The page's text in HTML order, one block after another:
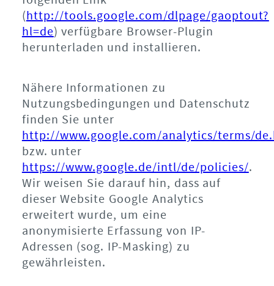
(http://tools.google.com/dlpage/gaoptout?
hl=de) verfügbare Browser-Plugin
herunterladen und installieren.
Nähere Informationen zu
Nutzungsbedingungen und Datenschutz
finden Sie unter
http://www.google.com/analytics/terms/
bzw. unter
https://www.google.de/intl/de/policies/.
Wir weisen Sie darauf hin, dass auf
dieser Website Google Analytics
erweitert wurde, um eine
anonymisierte Erfassung von IP-
Adressen (sog. IP-Masking) zu
gewährleisten.